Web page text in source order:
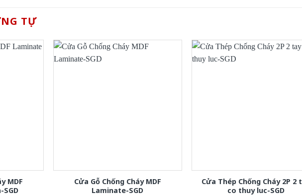
TỰ
MDF
SGD
Cửa Gỗ Chống Cháy MDF
Laminate-SGD
Cửa Thép Chống Cháy 2P 2
co thuy luc-SGD